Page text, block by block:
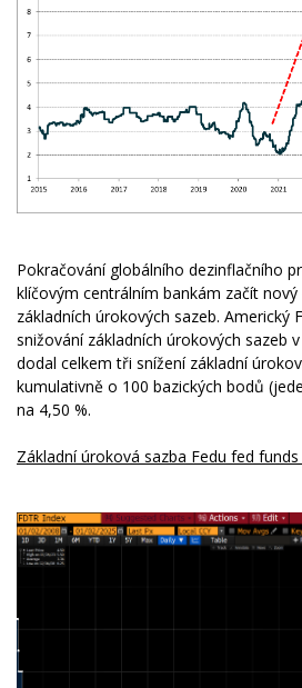
Pokračování globálního dezinflačního
klíčovým centrálním bankám začít nový
základních úrokových sazeb. Americký
snižování základních úrokových sazeb
dodal celkem tři snížení základní
kumulativně o 100 bazických bodů
na 4,50 %.
Základní úroková sazba Fedu fed